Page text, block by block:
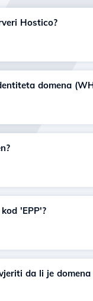
Hostico?
domena
'EPP'?
da li je